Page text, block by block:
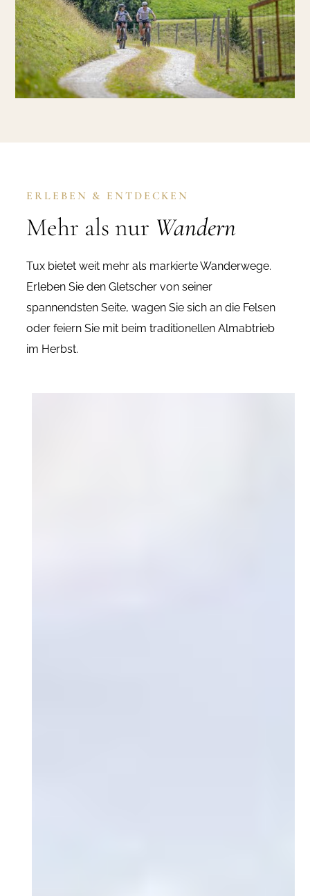
ERLEBEN & ENTDECKEN
Mehr als nur Wandern
Tux bietet weit mehr als markierte Wanderwege.
Erleben Sie den Gletscher von seiner
spannendsten Seite, wagen Sie sich an die Felsen
oder feiern Sie mit beim traditionellen Almabtrieb
im Herbst.